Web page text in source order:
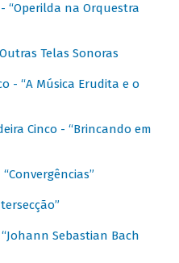
“Operilda na Orquestra
Telas Sonoras
- “A Música Erudita e o
Cinco - “Brincando em
Sebastian Bach